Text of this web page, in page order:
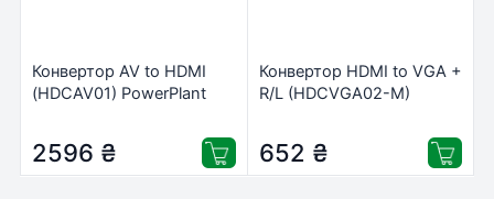
Конвертор AV to HDMI
(HDCAV01) PowerPlant
2596 ₴
Конвертор HDMI to VGA +
R/L (HDCVGA02-M)
652 ₴